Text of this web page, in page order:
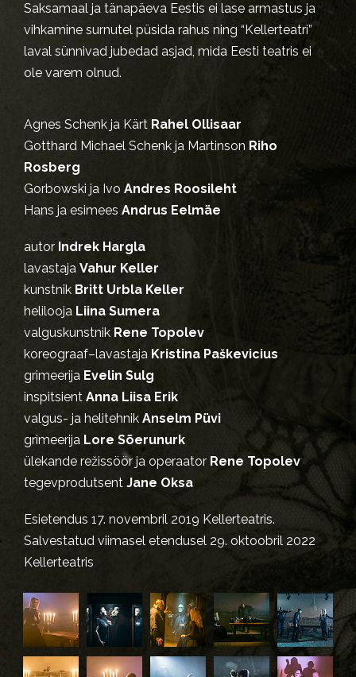
Saksamaal ja tänapäeva Eestis ei lase armastus ja
vihkamine surnutel püsida rahus ning “Kellerteatri”
laval sünnivad jubedad asjad, mida Eesti teatris ei
ole varem olnud.
Agnes Schenk ja Kärt Rahel Ollisaar
Gotthard Michael Schenk ja Martinson Riho
Rosberg
Gorbowski ja Ivo Andres Roosileht
Hans ja esimees Andrus Eelmäe
autor Indrek Hargla
lavastaja Vahur Keller
kunstnik Britt Urbla Keller
helilooja Liina Sumera
valguskunstnik Rene Topolev
koreograaf–lavastaja Kristina Paškevicius
grimeerija Evelin Sulg
inspitsient Anna Liisa Erik
valgus- ja helitehnik Anselm Püvi
grimeerija Lore Sõerunurk
ülekande režissöör ja operaator Rene Topolev
tegevprodutsent Jane Oksa
Esietendus 17. novembril 2019 Kellerteatris.
Salvestatud viimasel etendusel 29. oktoobril 2022
Kellerteatris